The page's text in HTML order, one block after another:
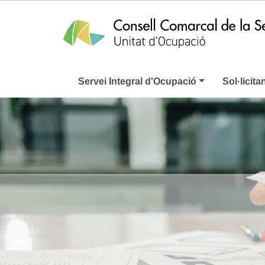
Servei Integral d'Ocupació